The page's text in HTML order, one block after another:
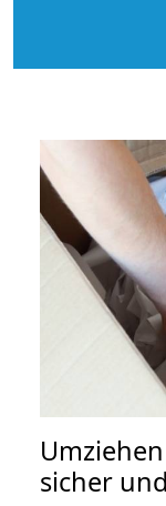
sicher